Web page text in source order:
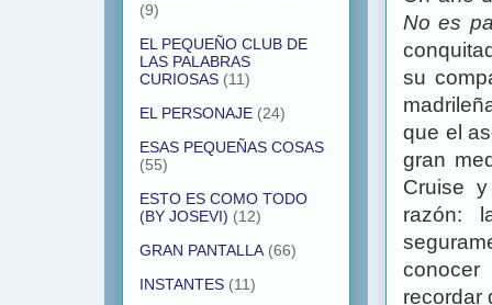
No es
su
que el
gran
Cruise
razón:
recordar
(9)
EL PEQUEÑO CLUB DE
LAS PALABRAS
CURIOSAS (11)
EL PERSONAJE (24)
ESAS PEQUEÑAS COSAS
(55)
ESTO ES COMO TODO
(BY JOSEVI) (12)
GRAN PANTALLA (66)
INSTANTES (11)